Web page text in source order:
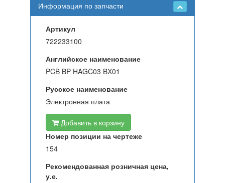
Информация по запчасти
Артикул
722233100
Английское наименование
PCB BP HAGC03 BX01
Русское наименование
Электронная плата
Добавить в корзину
Номер позиции на чертеже
154
Рекомендованная розничная цена,
у.е.